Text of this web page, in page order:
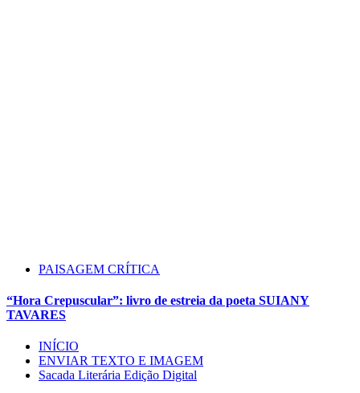
PAISAGEM CRÍTICA
“Hora Crepuscular”: livro de estreia da poeta SUIANY
TAVARES
INÍCIO
ENVIAR TEXTO E IMAGEM
Sacada Literária Edição Digital